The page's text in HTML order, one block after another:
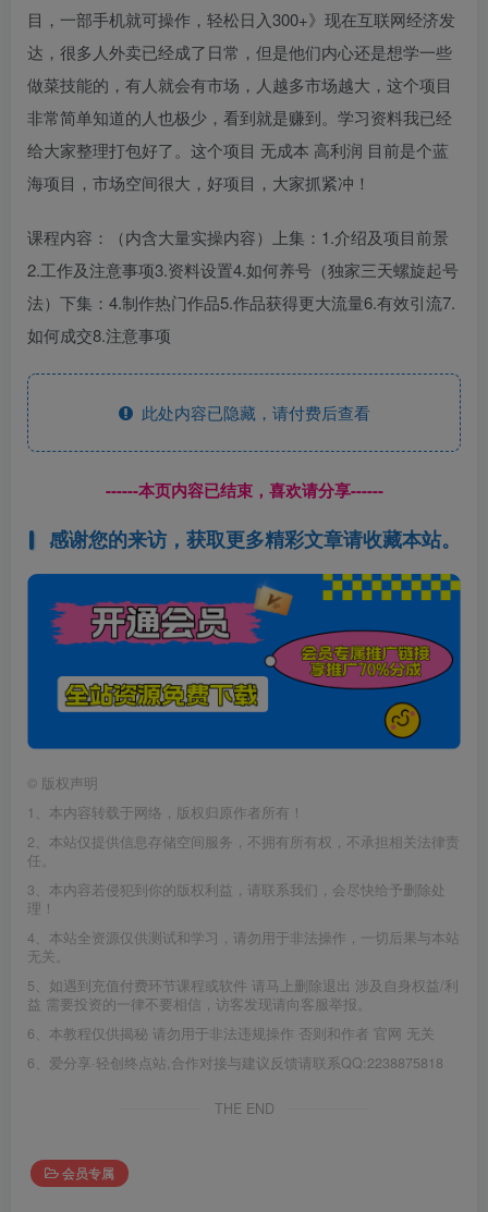
目，一部手机就可操作，轻松日入300+》现在互联网经济发
达，很多人外卖已经成了日常，但是他们内心还是想学一些
做菜技能的，有人就会有市场，人越多市场越大，这个项目
非常简单知道的人也极少，看到就是赚到。学习资料我已经
给大家整理打包好了。这个项目 无成本 高利润 目前是个蓝
海项目，市场空间很大，好项目，大家抓紧冲！
课程内容：（内含大量实操内容）上集：1.介绍及项目前景
2.工作及注意事项3.资料设置4.如何养号（独家三天螺旋起号
法）下集：4.制作热门作品5.作品获得更大流量6.有效引流7.
如何成交8.注意事项
此处内容已隐藏，请付费后查看
------本页内容已结束，喜欢请分享------
感谢您的来访，获取更多精彩文章请收藏本站。
© 版权声明
1、本内容转载于网络，版权归原作者所有！
2、本站仅提供信息存储空间服务，不拥有所有权，不承担相关法律责
任。
3、本内容若侵犯到你的版权利益，请联系我们，会尽快给予删除处
理！
4、本站全资源仅供测试和学习，请勿用于非法操作，一切后果与本站
无关。
5、如遇到充值付费环节课程或软件 请马上删除退出 涉及自身权益/利
益 需要投资的一律不要相信，访客发现请向客服举报。
6、本教程仅供揭秘 请勿用于非法违规操作 否则和作者 官网 无关
6、爱分享·轻创终点站,合作对接与建议反馈请联系QQ:2238875818
THE END
会员专属